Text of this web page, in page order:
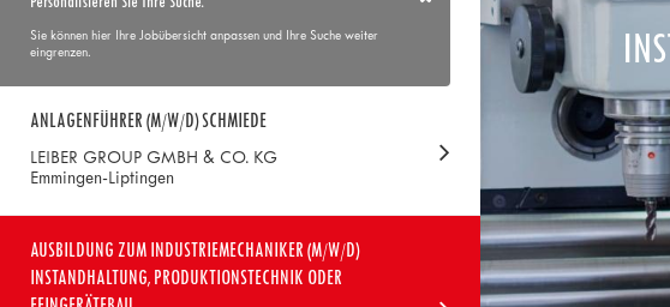
Personalisieren Sie Ihre Suche.
Sie können hier Ihre Jobübersicht anpassen und Ihre Suche weiter
eingrenzen.
ANLAGENFÜHRER (M/W/D) SCHMIEDE
LEIBER GROUP GMBH & CO. KG
Emmingen-Liptingen
AUSBILDUNG ZUM INDUSTRIEMECHANIKER (M/W/D)
INSTANDHALTUNG, PRODUKTIONSTECHNIK ODER